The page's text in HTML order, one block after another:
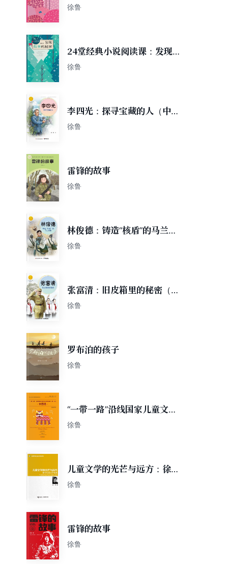
歌的花园
徐鲁
24堂经典小说阅读课：发现故
事的秘密
徐鲁
李四光：探寻宝藏的人（中华
先锋人物故事汇）
徐鲁
雷锋的故事
徐鲁
林俊德：铸造“核盾”的马兰英
雄（中华先锋人物故事汇）
徐鲁
张富清：旧皮箱里的秘密（中
华先锋人物故事汇）
徐鲁
罗布泊的孩子
徐鲁
“一带一路”沿线国家儿童文学
经典书系. 第一辑,中国卷：汉
徐鲁
儿童文学的光芒与远方：徐鲁
儿童文学论集
徐鲁
雷锋的故事
徐鲁